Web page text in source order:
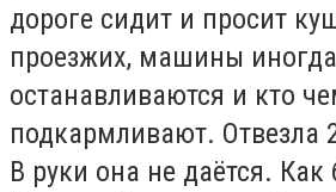
дороге сидит и просит
проезжих, машины иногда
останавливаются и кто
подкармливают. Отвезла
В руки она не даётся. Как